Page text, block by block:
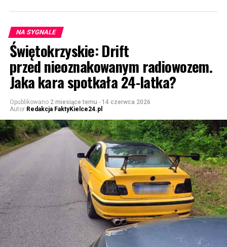
NA SYGNALE
Świętokrzyskie: Drift
przed nieoznakowanym radiowozem.
Jaka kara spotkała 24-latka?
Opublikowano 2 miesiące temu - 14 czerwca 2026
Autor Redakcja FaktyKielce24.pl